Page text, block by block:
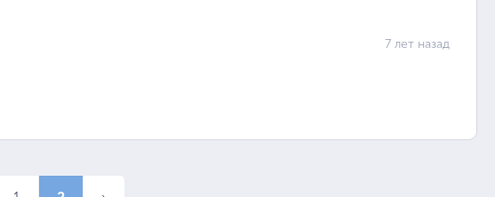
7 лет назад